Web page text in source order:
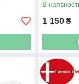
В наявності
1 150 ₴